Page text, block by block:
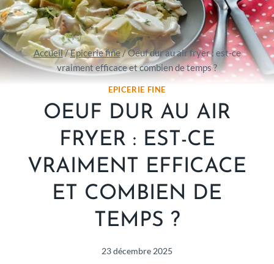
Accueil/Epicerie fine/Oeuf dur au air fryer : est-ce
vraiment efficace et combien de temps ?
EPICERIE FINE
OEUF DUR AU AIR
FRYER : EST-CE
VRAIMENT EFFICACE
ET COMBIEN DE
TEMPS ?
23 décembre 2025